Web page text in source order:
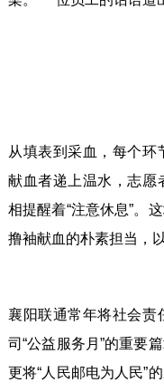
从填表到采血，每个环
献血者递上温水，志愿
相提醒着“注意休息”。
撸袖献血的朴素担当，
襄阳联通常年将社会责
司“公益服务月”的重要
更将“人民邮电为人民”